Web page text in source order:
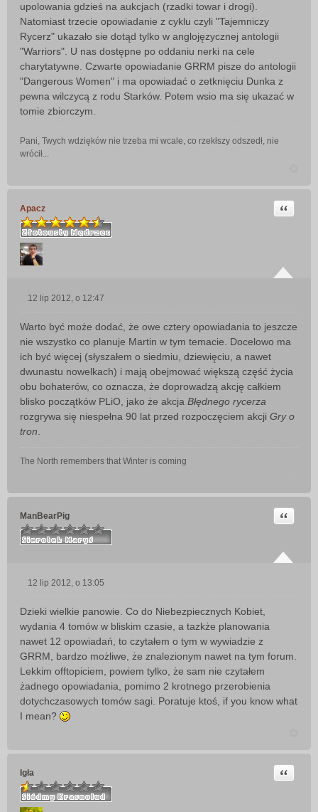
upolowania gdzieś na aukcjach (rzadki towar i drogi).
Natomiast trzecie opowiadanie z cyklu czyli "Tajemniczy
Rycerz" ukazało sie dotąd tylko w anglojęzycznej antologii
"Warriors". U nas dostępne po oddaniu nerki na cele
charytatywne. Czwarte opowiadanie GRRM pisze do antologii
"Dangerous Women" i ma opowiadać o zetknięciu Dunka z
pewna wilczycą z rodu Starków. Potem wsio ma się ukazać w
tomie zbiorczym.
Pani, Twych wdzięków nie trzeba mi wcale, co rzekłszy odszedł, nie
wrócił...
Apacz Cytuj
s
t
12 lip 2012, o 12:47
Warto być może dodać, że owe cztery opowiadania to jeszcze
nie wszystko co planuje Martin w tym temacie. Docelowo ma
ich być więcej (słyszałem o siedmiu, dziewięciu, a nawet
dwunastu nowelkach) i mają obejmować większą część życia
obu bohaterów, co oznacza, że doprowadzą akcję całkiem
blisko początków PLiO, jako że akcja Błędnego rycerza
rozgrywa się niespełna 90 lat przed rozpoczęciem akcji Gry o
tron
The North remembers that Winter is coming
ManBearPig Cytuj
s
t
12 lip 2012, o 13:05
Dzieki wielkie panowie. Co do Niebezpiecznych Kobiet,
wydania 4 tomów w bliskim czasie, a tazkże planowania
nawet 12 opowiadań, to czytałem o tym w wywiadzie z
GRRM, bardzo możliwe, że znalezionym nawet na tym forum.
Lekkim offtopiciem, powiem tylko, że sam nie czytałem
żadnego opowiadania, pomimo 2 krotnego przerobienia
dotychczasowych tomów sagi. Poratuje ktoś, if you know what
I mean?
Igła Cytuj